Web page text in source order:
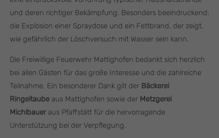
und deren richtiger Bekämpfung. Besonders beeindruckend:
die Explosion einer Spraydose und ein Fettbrand, der zeigt,
wie gefährlich der Löschversuch mit Wasser sein kann.
Die Freiwillige Feuerwehr Mattighofen bedankt sich herzlich
bei allen Gästen für das große Interesse und die zahlreiche
Teilnahme. Ein besonderer Dank gilt der Bäckerei
Ringeltaube aus Mattighofen sowie der Metzgerei
Michlbaueraus Pfaffstätt für die hervorragende
Unterstützung bei der Verpflegung.